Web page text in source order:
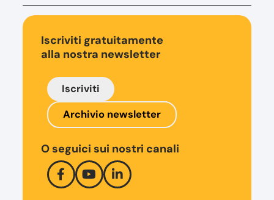
Iscriviti gratuitamente
alla nostra newsletter
Iscriviti
Archivio newsletter
O seguici sui nostri canali